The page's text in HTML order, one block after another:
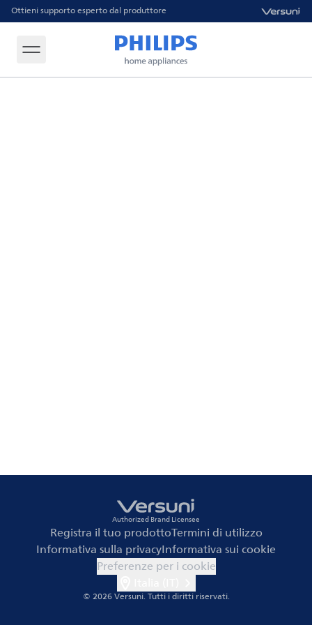
Ottieni supporto esperto dal produttore
Authorized Brand Licensee
Registra il tuo prodottoTermini di utilizzo
Informativa sulla privacyInformativa sui cookie
Preferenze per i cookie
© 2026 Versuni.Tutti i diritti riservati.